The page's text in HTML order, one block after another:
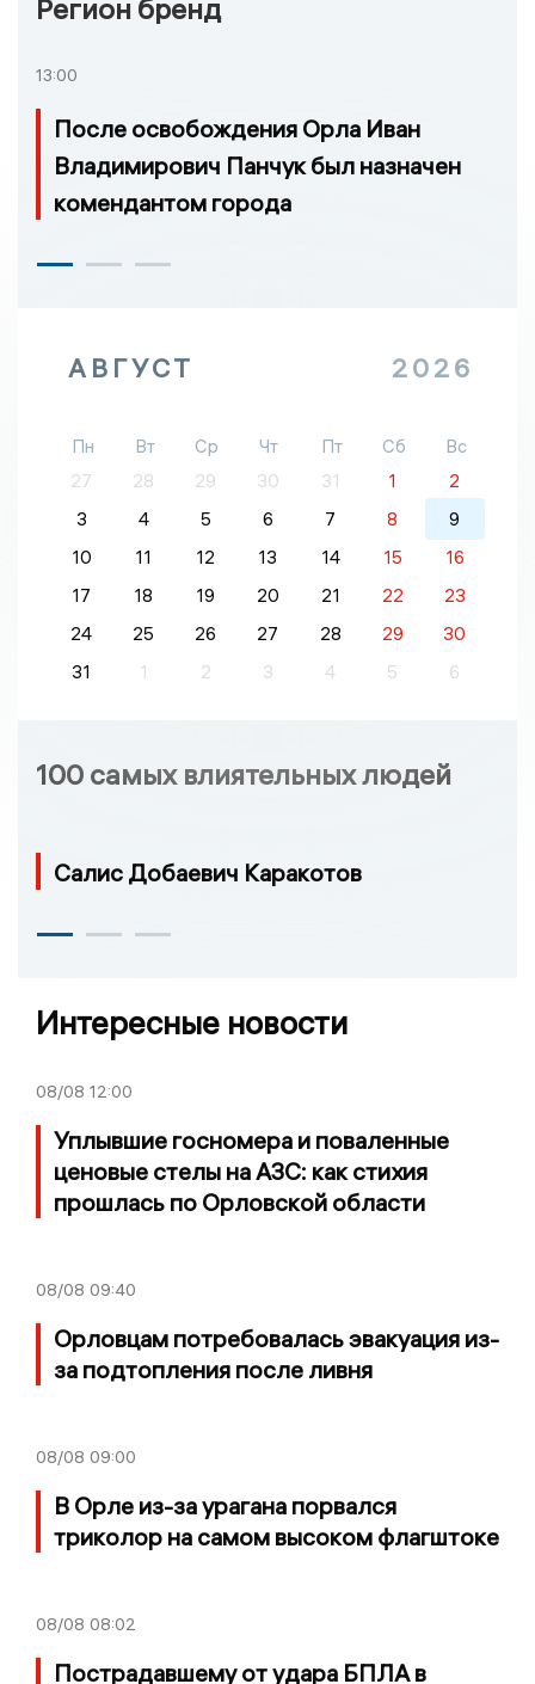
Регион бренд
13:00
После освобождения Орла Иван
Владимирович Панчук был назначен
комендантом города
АВГУСТ 2026
Пн Вт Ср Чт Пт Сб
Вс
27
28 29 30 31 1
2
3
4 5 6 7 8
9
10
11 12 13 14 15
16
17
18 19 20 21 22
23
24
25 26 27 28 29
30
31
1 2 3 4 5 6
100 самых влиятельных людей
Салис Добаевич Каракотов
Интересные новости
08/08 12:00
Уплывшие госномера и поваленные
ценовые стелы на АЗС: как стихия
прошлась по Орловской области
08/08 09:40
Орловцам потребовалась эвакуация из-
за подтопления после ливня
08/08 09:00
В Орле из-за урагана порвался
триколор на самом высоком флагштоке
08/08 08:02
Пострадавшему от удара БПЛА в